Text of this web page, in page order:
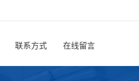
联系方式 在线留言